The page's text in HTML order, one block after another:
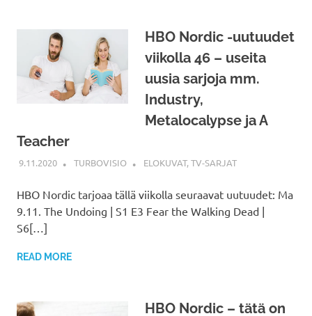
HBO Nordic -uutuudet
viikolla 46 – useita
uusia sarjoja mm.
Industry,
Metalocalypse ja A
Teacher
9.11.2020 TURBOVISIO ELOKUVAT,TV-SARJAT
HBO Nordic tarjoaa tällä viikolla seuraavat uutuudet: Ma
9.11. The Undoing | S1 E3 Fear the Walking Dead |
S6[…]
READ MORE
HBO Nordic – tätä on